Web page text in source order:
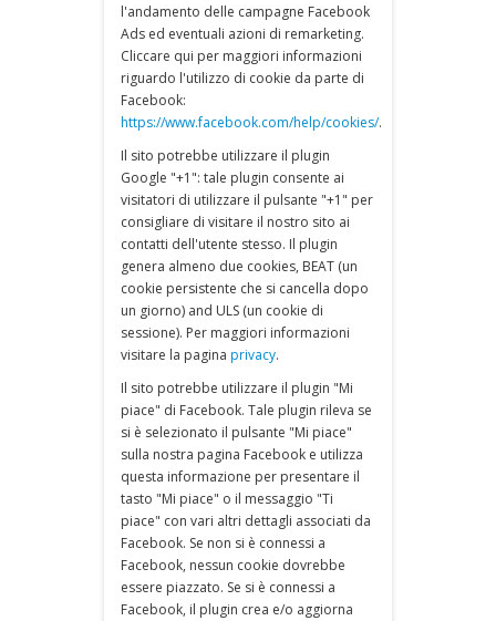
l'andamento delle campagne Facebook
Ads ed eventuali azioni di remarketing.
Cliccare qui per maggiori informazioni
riguardo l'utilizzo di cookie da parte di
Facebook:
https://www.facebook.com/help/cookies/.
Il sito potrebbe utilizzare il plugin
Google "+1": tale plugin consente ai
visitatori di utilizzare il pulsante "+1" per
consigliare di visitare il nostro sito ai
contatti dell'utente stesso. Il plugin
genera almeno due cookies, BEAT (un
cookie persistente che si cancella dopo
un giorno) and ULS (un cookie di
sessione). Per maggiori informazioni
visitare la pagina privacy.
Il sito potrebbe utilizzare il plugin "Mi
piace" di Facebook. Tale plugin rileva se
si è selezionato il pulsante "Mi piace"
sulla nostra pagina Facebook e utilizza
questa informazione per presentare il
tasto "Mi piace" o il messaggio "Ti
piace" con vari altri dettagli associati da
Facebook. Se non si è connessi a
Facebook, nessun cookie dovrebbe
essere piazzato. Se si è connessi a
Facebook, il plugin crea e/o aggiorna